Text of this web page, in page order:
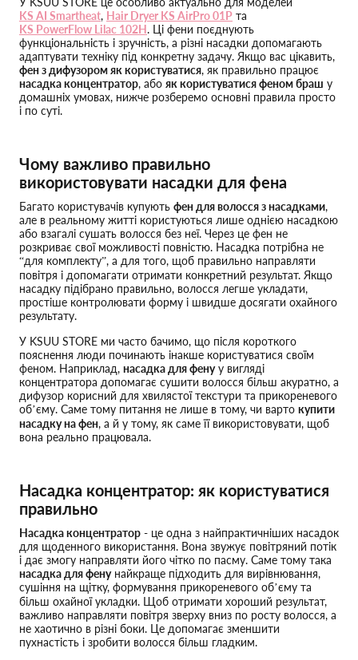
KS AI Smartheat, Hair Dryer KS AirPro 01P та
KS PowerFlow Lilac 102H. Ці фени поєднують
функціональність і зручність, а різні насадки допомагають
адаптувати техніку під конкретну задачу. Якщо вас цікавить,
фен з дифузором як користуватися, як правильно працює
насадка концентратор, або як користуватися феном браш у
домашніх умовах, нижче розберемо основні правила просто
і по суті.
Чому важливо правильно
використовувати насадки для фена
Багато користувачів купують фен для волосся з насадками,
але в реальному житті користуються лише однією насадкою
або взагалі сушать волосся без неї. Через це фен не
розкриває свої можливості повністю. Насадка потрібна не
“для комплекту”, а для того, щоб правильно направляти
повітря і допомагати отримати конкретний результат. Якщо
насадку підібрано правильно, волосся легше укладати,
простіше контролювати форму і швидше досягати охайного
результату.
У KSUU STORE ми часто бачимо, що після короткого
пояснення люди починають інакше користуватися своїм
феном. Наприклад, насадка для фенуу вигляді
концентратора допомагає сушити волосся більш акуратно, а
дифузор корисний для хвилястої текстури та прикореневого
об’єму. Саме тому питання не лише в тому, чи варто купити
насадку на фен, а й у тому, як саме її використовувати, щоб
вона реально працювала.
Насадка концентратор: як користуватися
правильно
Насадка концентратор - це одна з найпрактичніших насадок
для щоденного використання. Вона звужує повітряний потік
і дає змогу направляти його чітко по пасму. Саме тому така
насадка для фенунайкраще підходить для вирівнювання,
сушіння на щітку, формування прикореневого об’єму та
більш охайної укладки. Щоб отримати хороший результат,
важливо направляти повітря зверху вниз по росту волосся, а
не хаотично в різні боки. Це допомагає зменшити
пухнастість і зробити волосся більш гладким.